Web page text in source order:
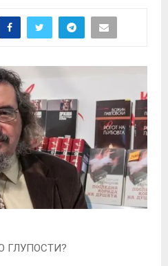
ГЛУПОСТИ?